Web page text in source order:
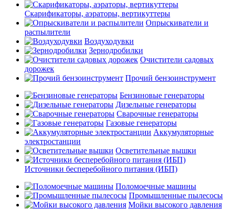
Скарификаторы, аэраторы, вертикуттеры
Опрыскиватели и
распылители
Воздуходувки
Зернодробилки
Очистители садовых
дорожек
Прочий бензоинструмент
Бензиновые генераторы
Дизельные генераторы
Сварочные генераторы
Газовые генераторы
Аккумуляторные
электростанции
Осветительные вышки
Источники бесперебойного питания (ИБП)
Поломоечные машины
Промышленные пылесосы
Мойки высокого давления